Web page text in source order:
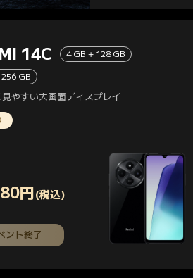
14C 4 GB + 128 GB
GB
見やすい大画面ディスプレイ
円 (税込)
円17980
ント終了